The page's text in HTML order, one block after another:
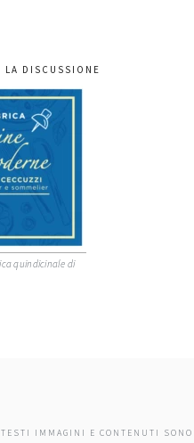
LA DISCUSSIONE
quindicinale di
IMMAGINI E CONTENUTI SONO